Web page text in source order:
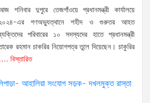
শনিবার দুপুরে তেজগাঁওয়ে প্রধানমন্ত্রী কার্যালয়ে
এর গণঅভ্যুত্থানে শহীদ ও গুরুতর আহত
পরিবারের ১০ সদস্যদের হাতে প্রধানমন্ত্রী
রহমান চাকরির নিয়োগপত্র তুলে দিয়েছেন। চাকুরির
.... বিস্তারিত
আহালিয়া সংযোগ সড়ক- দখলমুক্ত রাস্তা